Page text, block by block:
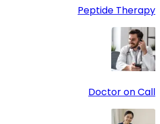
Peptide Therapy
Doctor on Call